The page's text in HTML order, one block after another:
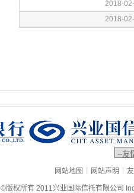
网站地图 | 网站声明 |
©版权所有 2011兴业国际信托有限公司